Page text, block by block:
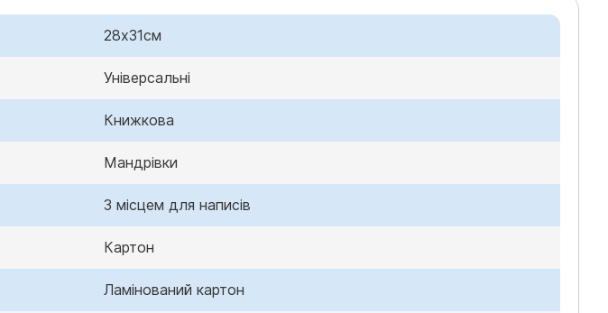
28х31см
Універсальні
Книжкова
Мандрівки
З місцем для написів
Картон
Ламінований картон